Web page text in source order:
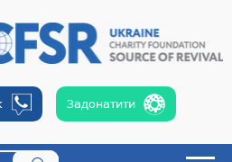
Задонатити